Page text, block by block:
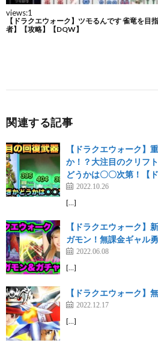
関連する記事
【ドラクエウォーク】
か！？大注目のクリフ
どうかは〇〇次第！【
2022.10.26
[…]
【ドラクエウォーク】
ガモン！無課金ギャル
2022.06.08
[…]
【ドラクエウォーク
2022.12.17
[…]